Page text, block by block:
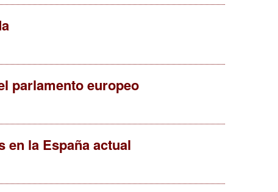
parlamento europeo
en la España actual